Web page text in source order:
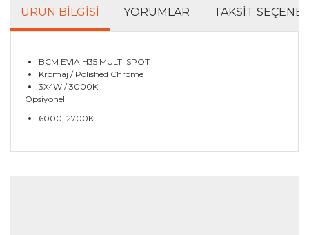
ÜRÜN BILGISI YORUMLAR TAKSIT
BCM EVIA H35 MULTI SPOT
Kromaj / Polished Chrome
3X4W / 3000K
Opsiyonel
6000, 2700K
Bu ürünün fiyat bilgisi, resim, ürün açıklamalarında ve